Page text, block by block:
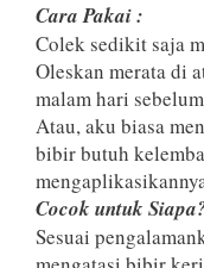
Cara Pakai :
Colek sedikit saja
Oleskan merata di
malam hari
Atau, aku biasa
bibir butuh
Cocok untuk
Sesuai